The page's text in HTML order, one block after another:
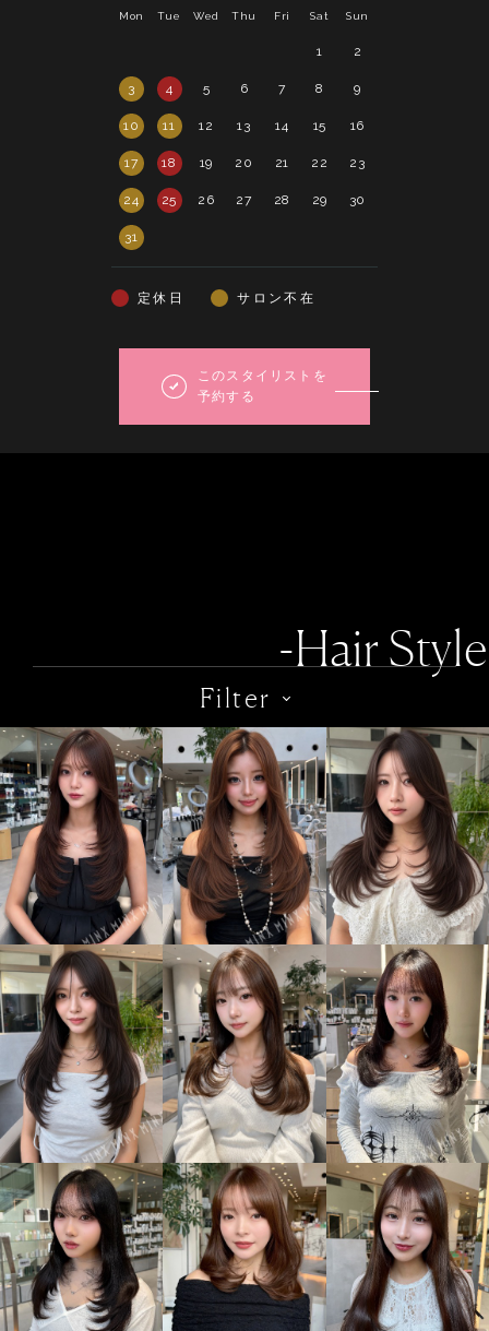
Mon Tue Wed Thu Fri Sat Sun
1 2
3 4 5 6 7 8 9
10 11 12 13 14 15 16
17 18 19 20 21 22 23
24 25 26 27 28 29 30
31
定休日 サロン不在
このスタイリストを
予約する
-Hair Style
Filter